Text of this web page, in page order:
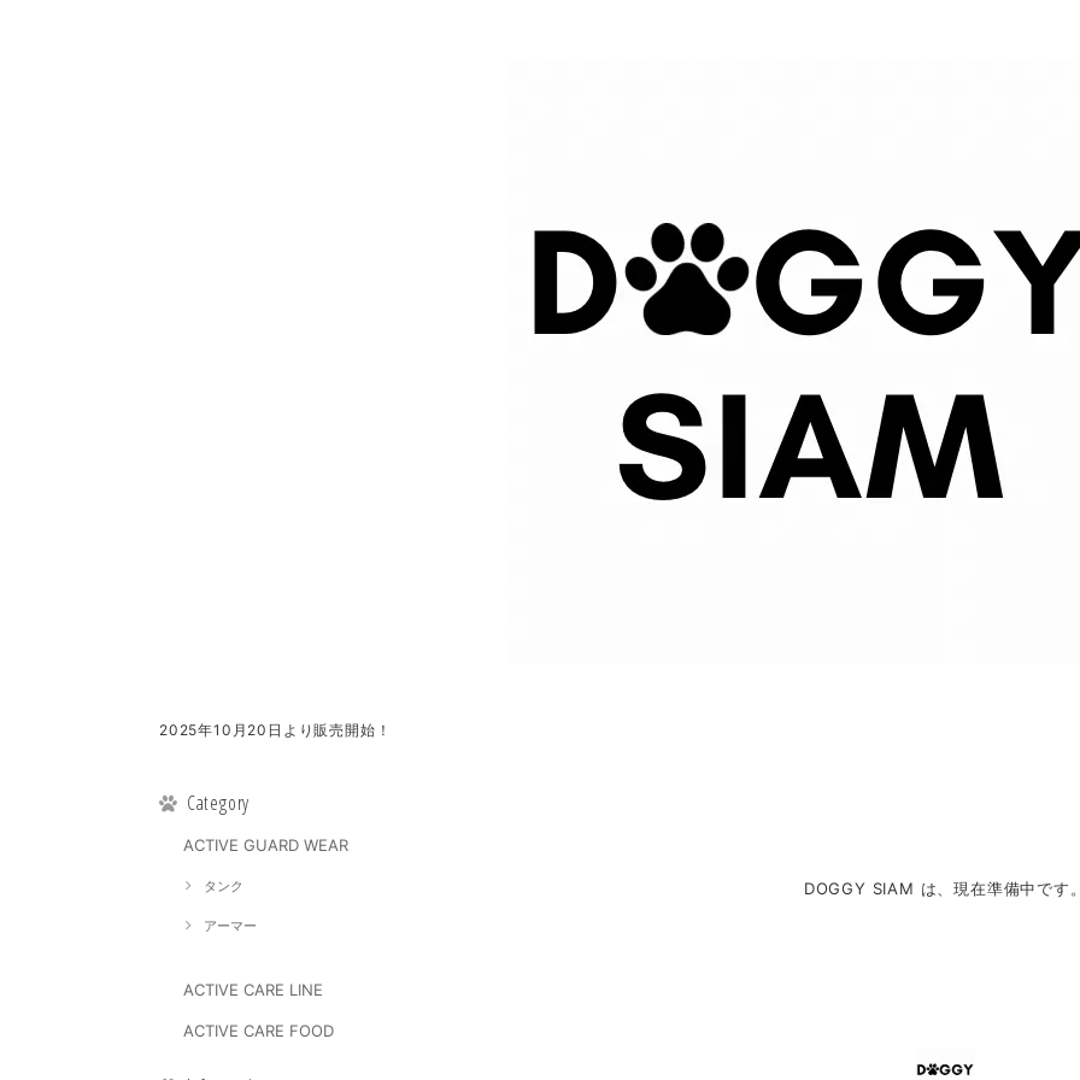
2025年10月20日より販売開始！
Category
ACTIVE GUARD WEAR
タンク
アーマー
ACTIVE CARE LINE
ACTIVE CARE FOOD
DOGGY SIAM は、現在準備中です